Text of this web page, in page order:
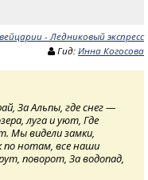
- Ледниковый экспресс
Гид: Инна Когосова
За Альпы, где снег —
луга и уют, Где
Мы видели замки,
по нотам, все наши
поворот, За водопад,